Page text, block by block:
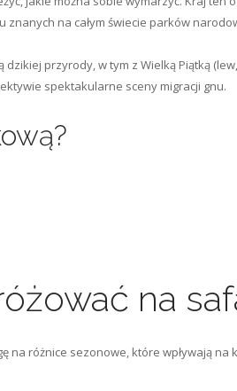
na całym świecie parków
przyrody, w tym z Wielką Piątką
spektakularne sceny migracji gnu.
na
na różnice sezonowe, które wpływają